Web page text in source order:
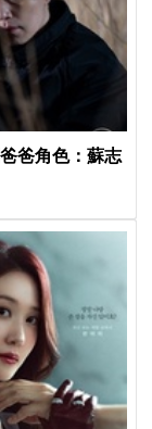
爸角色：蘇志